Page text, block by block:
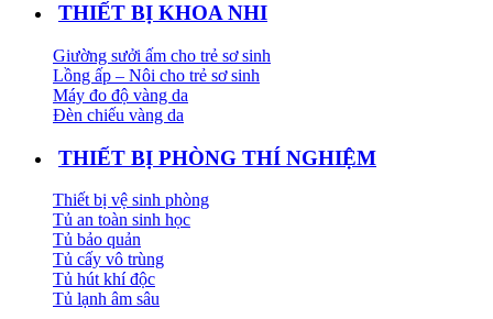
THIẾT BỊ KHOA NHI
Giường sưởi ấm cho trẻ sơ sinh
Lồng ấp – Nôi cho trẻ sơ sinh
Máy đo độ vàng da
Đèn chiếu vàng da
THIẾT BỊ PHÒNG THÍ NGHIỆM
Thiết bị vệ sinh phòng
Tủ an toàn sinh học
Tủ bảo quản
Tủ cấy vô trùng
Tủ hút khí độc
Tủ lạnh âm sâu